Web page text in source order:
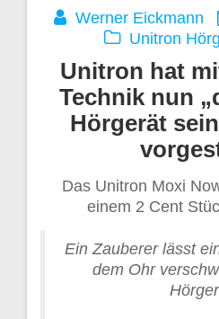
Werner Eickmann
Unitron
Unitron hat
Technik nun
Hörgerät
Das Unitron Moxi
einem 2 Cent
Ein Zauberer lässt
dem Ohr